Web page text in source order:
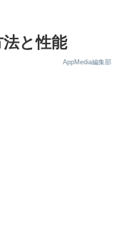
と性能
AppMedia編集部